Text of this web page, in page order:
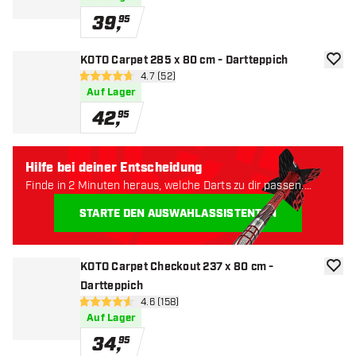
39,95
KOTO Carpet 285 x 80 cm - Dartteppich
Bewertungsbereich öffnen
4.7 Bewertungssterne
4.7 (52)
Auf Lager
42,95
Zur
KOTO Carpet Checkout 237 x 80 cm -
Dartteppich
Bewertungsbereich öffnen
4.6 Bewertungssterne
4.6 (158)
Auf Lager
34,95
Zur
Hilfe bei deiner Entscheidung
Finde in 2 Minuten heraus, welche Darts zu dir passen.
STARTE DEN AUSWAHLASSISTENTEN